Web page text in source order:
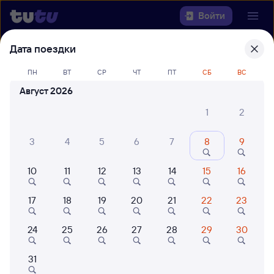
Войти
Выберите день, чтобы найти
билеты Кисловодск — Сочи
22 года работаем для вас
Куда
Когда
Кто едет
Найти поезда
Дата поездки
ПН ВТ СР ЧТ ПТ СБ ВС
Август 2026
1
2
3 4 5 6 7 8 9
10 11 12 13 14 15 16
17 18 19 20 21 22 23
24 25 26 27 28 29 30
31